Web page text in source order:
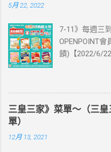
來超商買省錢
這邊 【點我看
【點我觀看教
澳、美國、菲
通有 📲 立即
通不怕過期 🧳
由~~eSIM吃
5月 22, 2022
7-11》每週三
OPENPOINT
饋)【2022/6/
111/5/4~6/22
饋) 【販售門
https://
三皇三家》菜單～（三
單）
12月 13, 2021